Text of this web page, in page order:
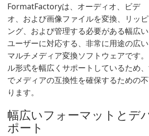
FormatFactoryは、オーディオ、ビデ
オ、および画像ファイルを変換、リッピ
ング、および管理する必要がある幅広い
ユーザーに対応する、非常に用途の広い
マルチメディア変換ソフトウェアです
ル形式を幅広くサポートしているため
でメディアの互換性を確保するための
ります。
幅広いフォーマットとデ
ポート